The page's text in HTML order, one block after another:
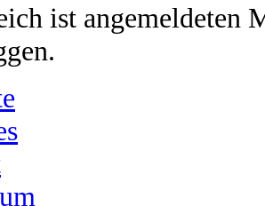
ist angemeldeten